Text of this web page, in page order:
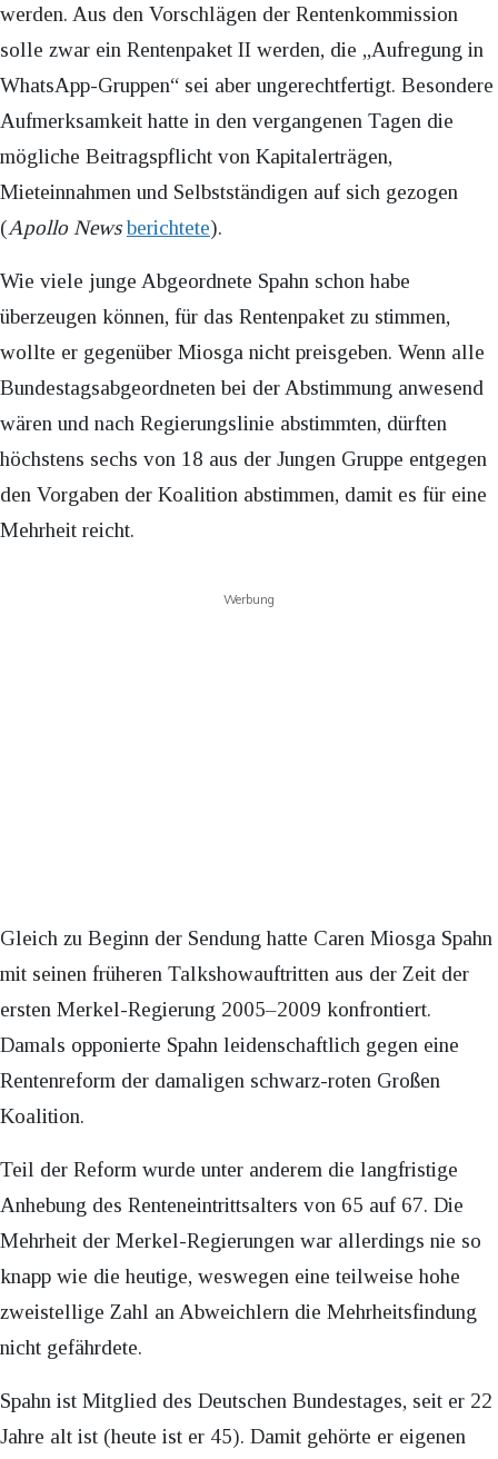
werden. Aus den Vorschlägen der Rentenkommission
solle zwar ein Rentenpaket II werden, die „Aufregung in
WhatsApp-Gruppen“ sei aber ungerechtfertigt. Besondere
Aufmerksamkeit hatte in den vergangenen Tagen die
mögliche Beitragspflicht von Kapitalerträgen,
Mieteinnahmen und Selbstständigen auf sich gezogen
(Apollo News berichtete).
Wie viele junge Abgeordnete Spahn schon habe
überzeugen können, für das Rentenpaket zu stimmen,
wollte er gegenüber Miosga nicht preisgeben. Wenn alle
Bundestagsabgeordneten bei der Abstimmung anwesend
wären und nach Regierungslinie abstimmten, dürften
höchstens sechs von 18 aus der Jungen Gruppe entgegen
den Vorgaben der Koalition abstimmen, damit es für eine
Mehrheit reicht.
Werbung
Gleich zu Beginn der Sendung hatte Caren Miosga Spahn
mit seinen früheren Talkshowauftritten aus der Zeit der
ersten Merkel-Regierung 2005–2009 konfrontiert.
Damals opponierte Spahn leidenschaftlich gegen eine
Rentenreform der damaligen schwarz-roten Großen
Koalition.
Teil der Reform wurde unter anderem die langfristige
Anhebung des Renteneintrittsalters von 65 auf 67. Die
Mehrheit der Merkel-Regierungen war allerdings nie so
knapp wie die heutige, weswegen eine teilweise hohe
zweistellige Zahl an Abweichlern die Mehrheitsfindung
nicht gefährdete.
Spahn ist Mitglied des Deutschen Bundestages, seit er 22
Jahre alt ist (heute ist er 45). Damit gehörte er eigenen